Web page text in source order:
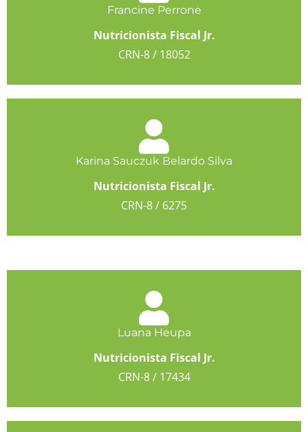
Francine Perrone
Nutricionista Fiscal Jr.
CRN-8 / 18052
Karina Sauczuk Belardo Silva
Nutricionista Fiscal Jr.
CRN-8 / 6275
Luana Heupa
Nutricionista Fiscal Jr.
CRN-8 / 17434